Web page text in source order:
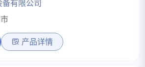
有限公司
产品详情